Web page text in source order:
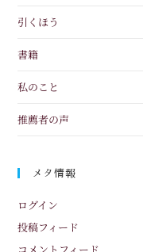
引くほう
書籍
私のこと
推薦者の声
メタ情報
ログイン
投稿フィード
コメントフィード